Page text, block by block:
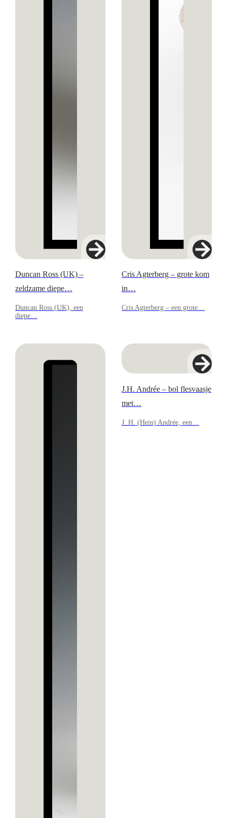
Duncan Ross (UK) –
zeldzame diepe…
Duncan Ross (UK), een
diepe…
Cris Agterberg – grote kom
in…
Cris Agterberg – een grote…
J.H. Andrée – bol flesvaasje
met…
J. H. (Hein) Andrée, een…